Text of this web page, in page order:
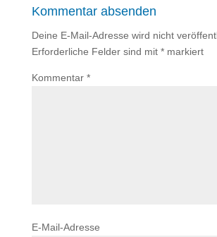
Kommentar absenden
Deine E-Mail-Adresse wird nicht
Erforderliche Felder sind mit *markiert
Kommentar *
E-Mail-Adresse